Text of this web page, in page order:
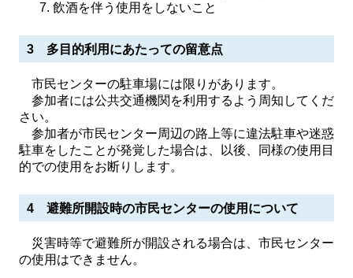
飲酒を伴う使用をしないこと
3 多目的利用にあたっての留意点
市民センターの駐車場には限りがあります。
参加者には公共交通機関を利用するよう周知してくだ
さい。
参加者が市民センター周辺の路上等に違法駐車や迷惑
駐車をしたことが発覚した場合は、以後、同様の使用目
的での使用をお断りします。
4 避難所開設時の市民センターの使用について
災害時等で避難所が開設される場合は、市民センター
の使用はできません。